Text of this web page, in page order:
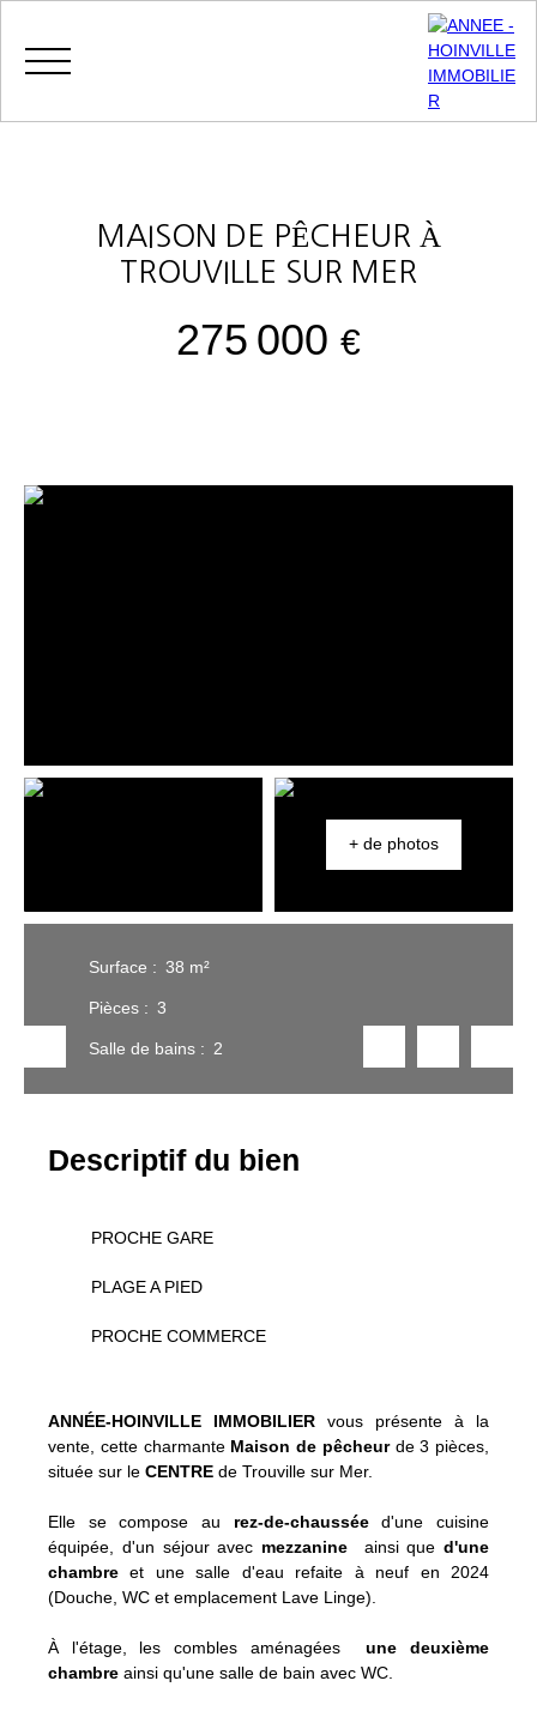
ESPACE
MAISON DE PÊCHEUR À
TROUVILLE SUR MER
275 000 €
+ de photos
Surface : 38 m²
Pièces : 3
Salle de bains : 2
Descriptif du bien
PROCHE GARE
PLAGE A PIED
PROCHE COMMERCE
ANNÉE-HOINVILLE IMMOBILIER vous présente à la
vente, cette charmante Maison de pêcheurde 3 pièces,
située sur le CENTRE de Trouville sur Mer.
Elle se compose au rez-de-chausséed'une cuisine
équipée, d'un séjour avec mezzanine ainsi que d'une
chambre et une salle d'eau refaite à neuf en 2024
(Douche, WC et emplacement Lave Linge).
À l'étage, les combles aménagéesune deuxième
chambre ainsi qu'une salle de bain avec WC.